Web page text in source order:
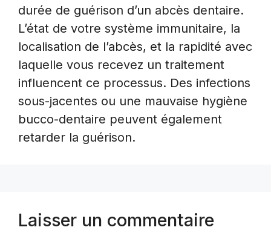
durée de guérison d’un abcès dentaire.
L’état de votre système immunitaire, la
localisation de l’abcès, et la rapidité avec
laquelle vous recevez un traitement
influencent ce processus. Des infections
sous-jacentes ou une mauvaise hygiène
bucco-dentaire peuvent également
retarder la guérison.
Laisser un commentaire